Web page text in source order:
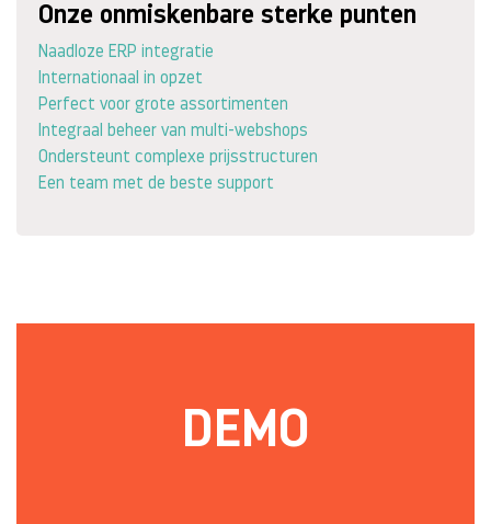
Onze onmiskenbare sterke punten
Naadloze ERP integratie
Internationaal in opzet
Perfect voor grote assortimenten
Integraal beheer van multi-webshops
Ondersteunt complexe prijsstructuren
Een team met de beste support
DEMO